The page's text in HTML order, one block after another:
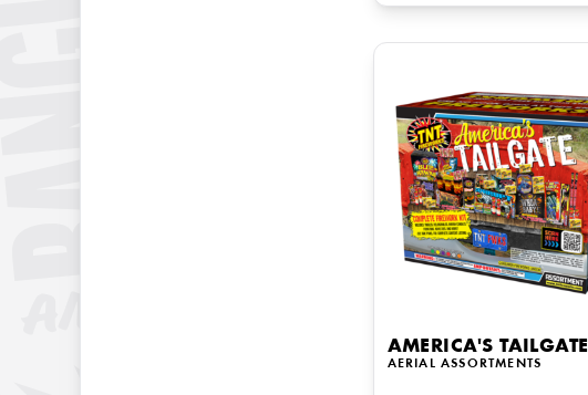
AMERICA'S TAILGATE
AERIAL ASSORTMENTS